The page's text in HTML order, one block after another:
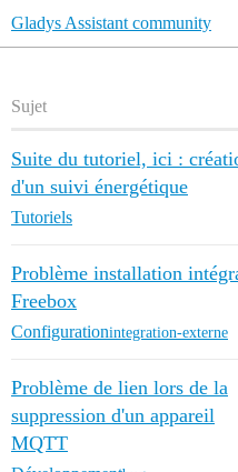
Gladys Assistant community
Sujet
Suite du tutoriel, ici :
d'un suivi énergétique
Tutoriels
Problème installation
Freebox
Configurationintegration-externe
Problème de lien lors de la
suppression d'un appareil
MQTT